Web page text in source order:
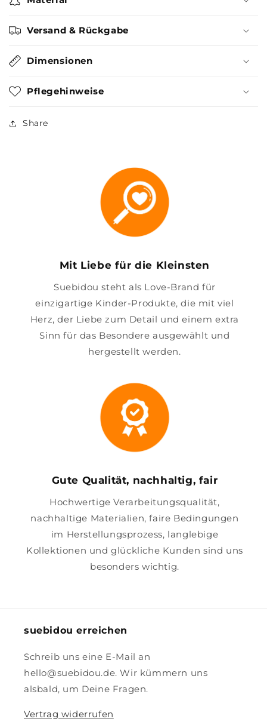
Versand & Rückgabe
Dimensionen
Pflegehinweise
Share
Mit Liebe für die Kleinsten
Suebidou steht als Love-Brand für
einzigartige Kinder-Produkte, die mit viel
Herz, der Liebe zum Detail und einem extra
Sinn für das Besondere ausgewählt und
hergestellt werden.
Gute Qualität, nachhaltig, fair
Hochwertige Verarbeitungsqualität,
nachhaltige Materialien, faire Bedingungen
im Herstellungsprozess, langlebige
Kollektionen und glückliche Kunden sind uns
besonders wichtig.
suebidou erreichen
Schreib uns eine E-Mail an
hello@suebidou.de. Wir kümmern uns
alsbald, um Deine Fragen.
Vertrag widerrufen